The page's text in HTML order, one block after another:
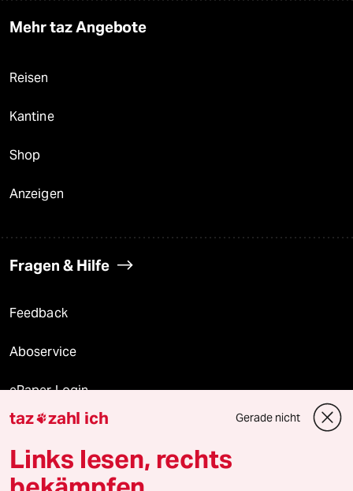
Mehr taz Angebote
Reisen
Kantine
Shop
Anzeigen
Fragen & Hilfe
Feedback
Aboservice
ePaper Login
Downloads für Abonnierende
taz zahl ich Gerade nicht
Links lesen, rechts